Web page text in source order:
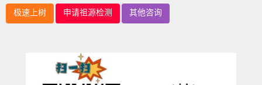
极速上树 申请祖源检测 其他咨询